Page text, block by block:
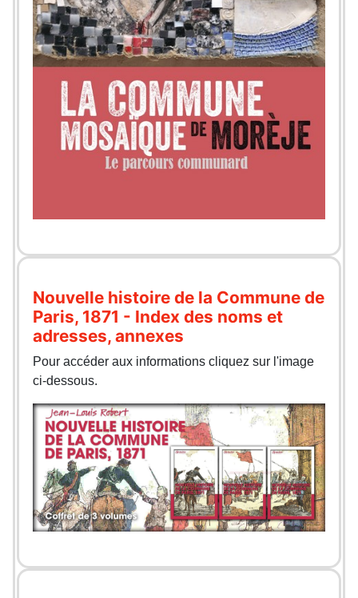
Nouvelle histoire de la Commune de
Paris, 1871 - Index des noms et
adresses, annexes
Pour accéder aux informations cliquez sur l'image
ci-dessous.